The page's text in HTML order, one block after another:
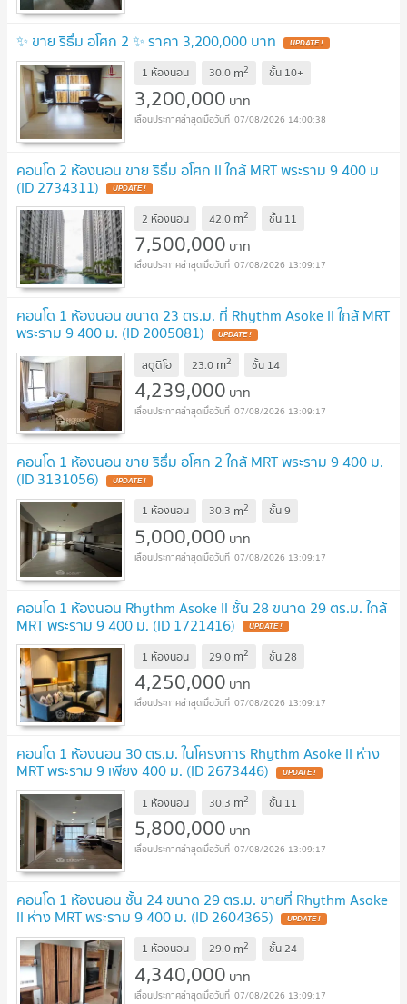
✨ ขาย ริธึ่ม อโศก 2 ✨ ราคา 3,200,000 บาท UPDATE !
1 ห้องนอน 30.0 m2 ชั้น 10+
3,200,000 บาท
07/08/2026 14:00:38
คอนโด 2 ห้องนอน ขาย ริธึ่ม อโศก II ใกล้ MRT พระราม 9 400 ม
(ID 2734311) UPDATE !
2 ห้องนอน 42.0 m2 ชั้น 11
7,500,000 บาท
07/08/2026 13:09:17
คอนโด 1 ห้องนอน ขนาด 23 ตร.ม. ที่ Rhythm Asoke II ใกล้ MRT
พระราม 9 400 ม. (ID 2005081) UPDATE !
สตูดิโอ 23.0 m2 ชั้น 14
4,239,000 บาท
07/08/2026 13:09:17
คอนโด 1 ห้องนอน ขาย ริธึ่ม อโศก 2 ใกล้ MRT พระราม 9 400 ม.
(ID 3131056) UPDATE !
1 ห้องนอน 30.3 m2 ชั้น9
5,000,000 บาท
07/08/2026 13:09:17
คอนโด 1 ห้องนอน Rhythm Asoke II ชั้น 28 ขนาด 29 ตร.ม. ใกล้
MRT พระราม 9 400 ม. (ID 1721416) UPDATE !
1 ห้องนอน 29.0 m2 ชั้น28
4,250,000 บาท
07/08/2026 13:09:17
คอนโด 1 ห้องนอน 30 ตร.ม. ในโครงการ Rhythm Asoke II ห่าง
MRT พระราม 9 เพียง 400 ม. (ID 2673446) UPDATE !
1 ห้องนอน 30.3 m2 ชั้น 11
5,800,000 บาท
07/08/2026 13:09:17
คอนโด 1 ห้องนอน ชั้น 24 ขนาด 29 ตร.ม. ขายที่ Rhythm Asoke
II ห่าง MRT พระราม 9 400 ม. (ID 2604365) UPDATE !
1 ห้องนอน 29.0 m2 ชั้น24
4,340,000 บาท
07/08/2026 13:09:17